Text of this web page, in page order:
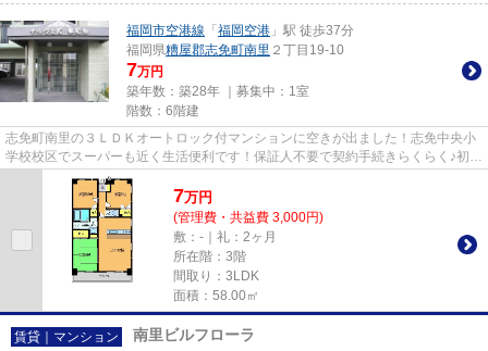
福岡市空港線 「 福岡空港 」駅 徒歩37分
福岡県糟屋郡志免町南里 ２丁目19-10
7万円
築年数：築28年 ｜募集中： 1室
階数：6階建
志免町南里の３ＬＤＫオートロック付マンションに空きが出ました！志免中央小
学校校区でスーパーも近く生活便利です！保証人不要で契約手続きらくらく♪初期
費用の分割などもご相談でき...
7万円
(管理費・共益費 3,000円)
敷：-｜礼：2ヶ月
所在階：3階
間取り：3LDK
面積：58.00㎡
賃貸｜マンション 南里ビルフローラ